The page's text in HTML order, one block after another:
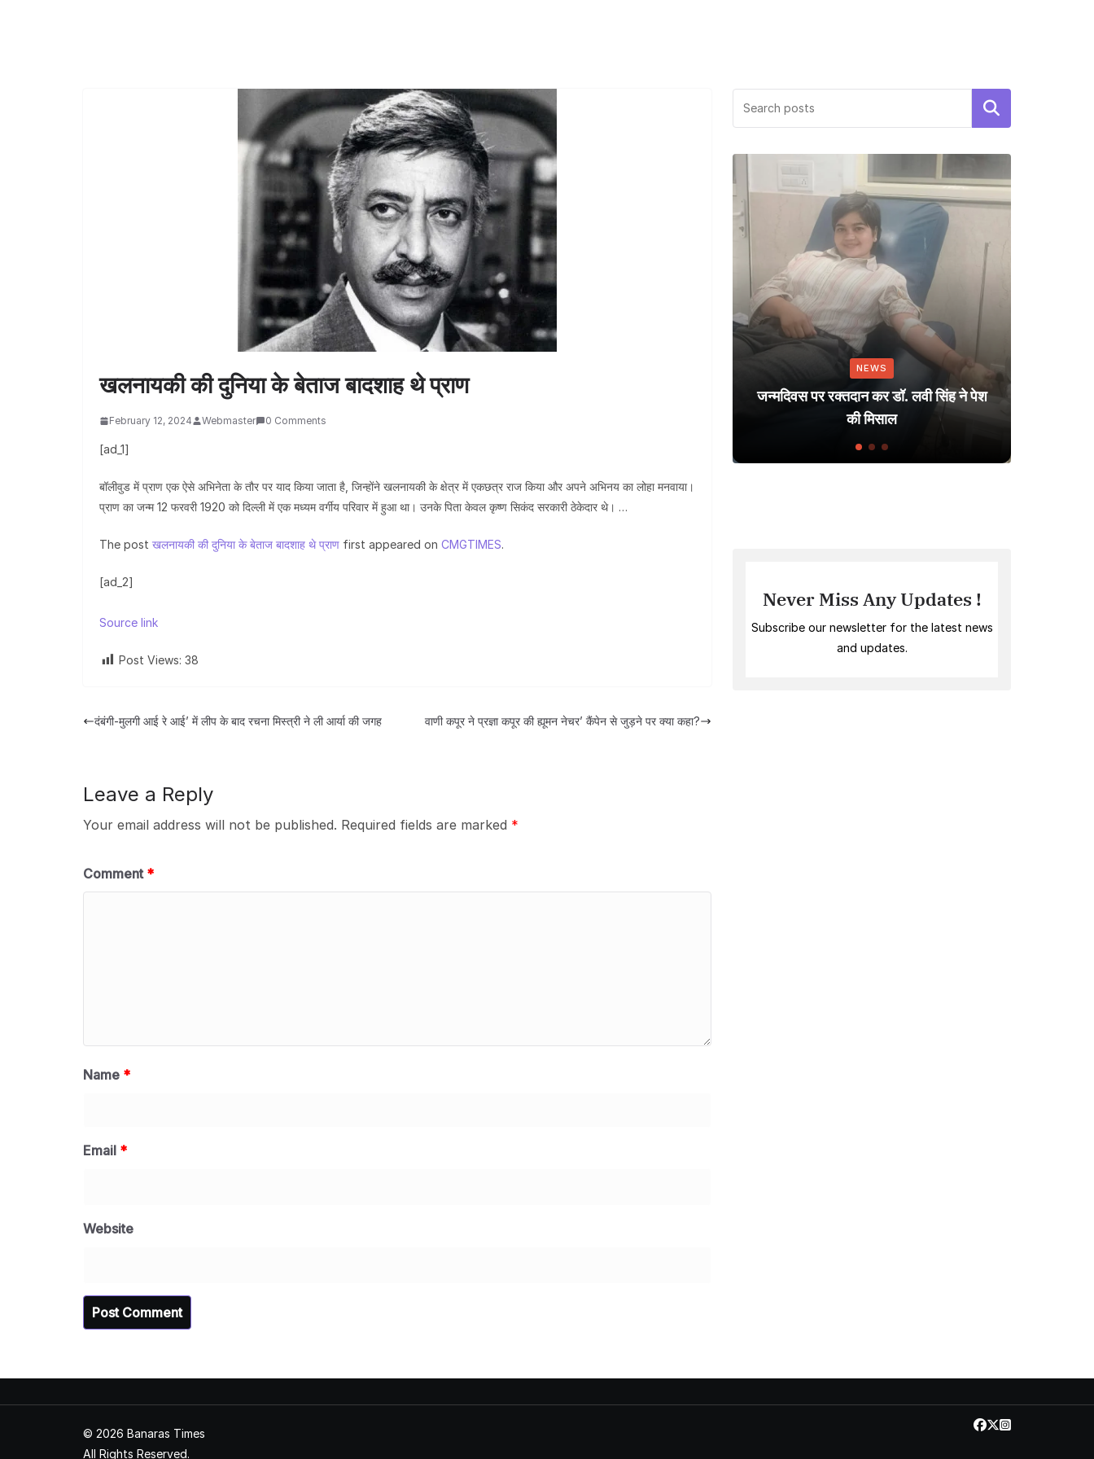
खलनायकी की दुनिया के बेताज बादशाह थे प्राण
February 12, 2024 Webmaster 0 Comments
[ad_1]
बॉलीवुड में प्राण एक ऐसे अभिनेता के तौर पर याद किया जाता है, जिन्होंने खलनायकी के क्षेत्र में एकछत्र राज किया और अपने अभिनय का लोहा मनवाया।
प्राण का जन्म 12 फरवरी 1920 को दिल्ली में एक मध्यम वर्गीय परिवार में हुआ था। उनके पिता केवल कृष्ण सिकंद सरकारी ठेकेदार थे। …
The post खलनायकी की दुनिया के बेताज बादशाह थे प्राण first appeared on CMGTIMES.
[ad_2]
Source link
Post Views: 38
दंबंगी-मुलगी आई रे आई’ में लीप के बाद रचना मिस्त्री ने ली आर्या की जगह वाणी कपूर ने प्रज्ञा कपूर की ह्यूमन नेचर’ कैंपेन से जुड़ने पर क्या कहा?
Leave a Reply
Your email address will not be published. Required fields are marked *
Comment *
Name *
Email *
Website
Search
जन्मदिवस पर रक्तदान कर डॉ. लवी सिंह ने पेश
Never Miss Any Updates !
Subscribe our newsletter for the latest news
and updates.
© 2026 Banaras Times
All Rights Reserved.